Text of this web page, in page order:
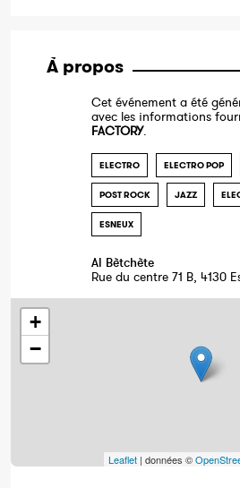
À propos
Cet événement a été
avec les informations
FACTORY.
ELECTRO ELECTRO POP
POST ROCK JAZZ
ESNEUX
Al Bètchète
Rue du centre 71 B, 4130
+
−
Leaflet | données ©